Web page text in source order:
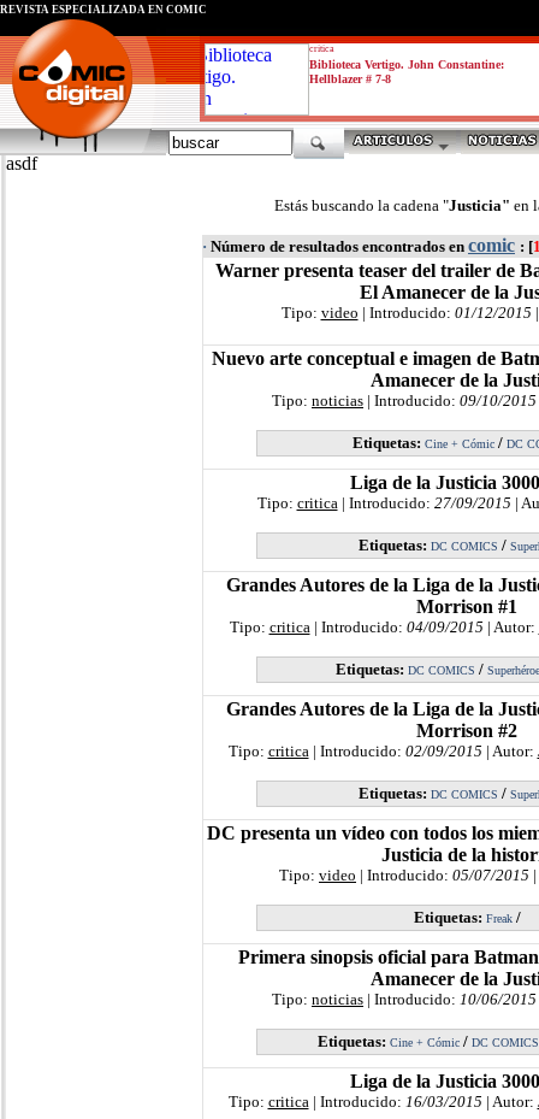
critica
Biblioteca Vertigo. John Constantine:
Hellblazer # 7-8
REVISTA ESPECIALIZADA EN CÓMIC
asdf
Estás buscando la cadena "Justicia" en
· Número de resultados encontrados en comic : [
Warner presenta teaser del trailer de
El Amanecer de la
Tipo: video | Introducido: 01/12/2015
Nuevo arte conceptual e imagen de
Amanecer de la
Tipo: noticias | Introducido: 09/10/2015
Etiquetas: Cine + Cómic/ DC
Liga de la Justicia
Tipo: critica| Introducido: 27/09/2015 |
Etiquetas: DC COMICS /
Grandes Autores de la Liga de la
Morrison #1
Tipo: critica| Introducido: 04/09/2015 | Autor:
Etiquetas: DC COMICS /
Grandes Autores de la Liga de la
Morrison #2
Tipo: critica| Introducido: 02/09/2015 | Autor:
Etiquetas: DC COMICS /
DC presenta un vídeo con todos los
Justicia de la
Tipo: video | Introducido: 05/07/2015
Etiquetas: Freak/
Primera sinopsis oficial para
Amanecer de la
Tipo: noticias | Introducido: 10/06/2015
Etiquetas: Cine + Cómic/ DC COMICS
Liga de la Justicia
Tipo: critica| Introducido: 16/03/2015 | Autor: